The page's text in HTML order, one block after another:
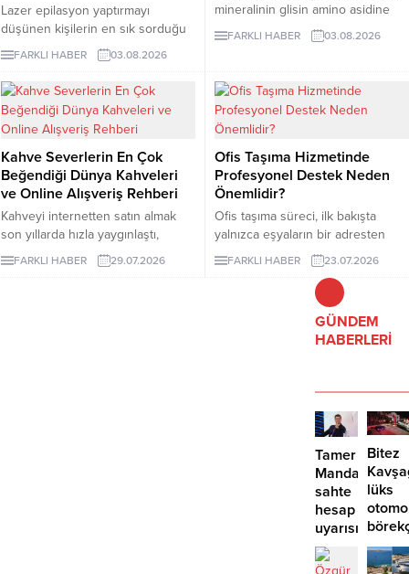
Lazer epilasyon yaptırmayı
düşünen kişilerin en sık sorduğu
konuların başında kaç seans
gerektiği gelir. Ancak bu soruya
herkes için geçerli tek bir sayı
vermek mümkün değildir. Cilt
rengi, kılın kalınlığı, uygulama
bölgesi ve hormonal özellikler
seans planını etkileyebilir. İzmir
lazer epilasyon seçenekleri
araştırılırken kısa sürede kesin
sonuç vadeden açıklamalarla
karşılaşılabilir....
FARKLI HABER 03.08.2026
mineralinin glisin amino asidine
bağlandığı bir takviye formudur.
Glisin, vücudun protein yapımında
ve burada minerali taşıyan bileşen
olarak görev yapar.
FARKLI HABER 03.08.2026
Kahve Severlerin En Çok
Beğendiği Dünya Kahveleri
ve Online Alışveriş Rehberi
Kahveyi internetten satın almak
son yıllarda hızla yaygınlaştı,
çünkü artık dünyanın en özel
yörelerinden gelen çekirdekler
FARKLI HABER 29.07.2026
Ofis Taşıma Hizmetinde
Profesyonel Destek Neden
Önemlidir?
Ofis taşıma süreci, ilk bakışta
yalnızca eşyaların bir adresten
başka bir adrese götürülmesi gibi
görünse de kurumsal işletmeler
için bundan çok daha geniş bir
FARKLI HABER 23.07.2026
GÜNDEM
HABERLERİ
Tamer
sahte
hesap
uyarısı
Bitez
lüks
girdi:
2